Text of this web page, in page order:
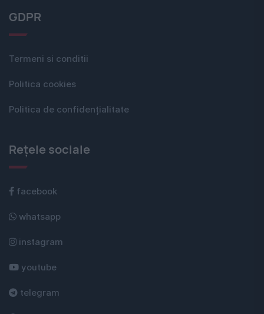
GDPR
Termeni si conditii
Politica cookies
Politica de confidențialitate
Rețele sociale
facebook
whatsapp
instagram
youtube
telegram